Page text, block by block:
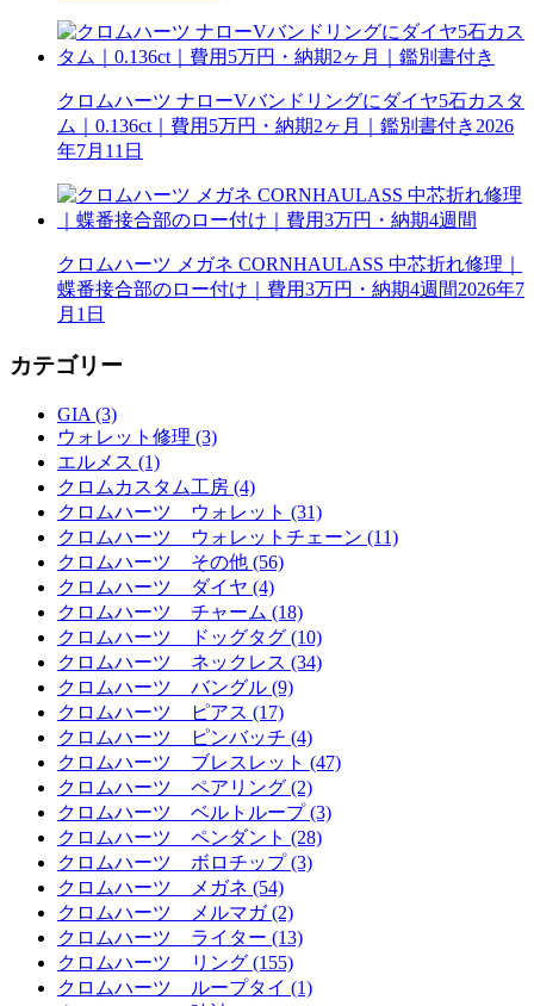
クロムハーツ ナローVバンドリングにダイヤ5石カスタ
ム｜0.136ct｜費用5万円・納期2ヶ月｜鑑別書付き 2026
年7月11日
クロムハーツ メガネ CORNHAULASS 中芯折れ修理｜
蝶番接合部のロー付け｜費用3万円・納期4週間2026年7
月1日
カテゴリー
GIA (3)
ウォレット修理 (3)
エルメス (1)
クロムカスタム工房 (4)
クロムハーツ ウォレット (31)
クロムハーツ ウォレットチェーン (11)
クロムハーツ その他 (56)
クロムハーツ ダイヤ (4)
クロムハーツ チャーム (18)
クロムハーツ ドッグタグ (10)
クロムハーツ ネックレス (34)
クロムハーツ バングル (9)
クロムハーツ ピアス (17)
クロムハーツ ピンバッチ (4)
クロムハーツ ブレスレット (47)
クロムハーツ ペアリング (2)
クロムハーツ ベルトループ (3)
クロムハーツ ペンダント (28)
クロムハーツ ボロチップ (3)
クロムハーツ メガネ (54)
クロムハーツ メルマガ (2)
クロムハーツ ライター (13)
クロムハーツ リング (155)
クロムハーツ ループタイ (1)